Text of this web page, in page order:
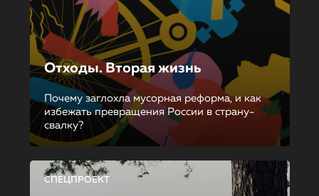
Отходы. Вторая жизнь
Почему заглохла мусорная реформа, и как
избежать превращения России в страну-
свалку?
СПЕЦПРОЕКТ